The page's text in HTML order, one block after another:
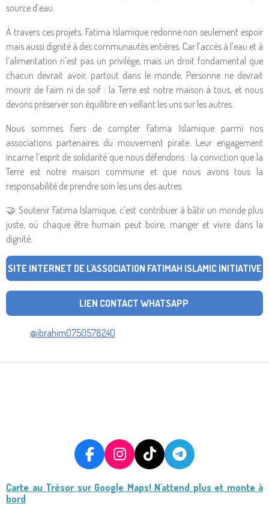
source d’eau.
À travers ces projets, Fatima Islamique redonne non seulement espoir
mais aussi dignité à des communautés entières. Car l’accès à l’eau et à
l’alimentation n’est pas un privilège, mais un droit fondamental que
chacun devrait avoir, partout dans le monde. Personne ne devrait
mourir de faim ni de soif : la Terre est notre maison à tous, et nous
devons préserver son équilibre en veillant les uns sur les autres.
Nous sommes fiers de compter Fatima Islamique parmi nos
associations partenaires du mouvement pirate. Leur engagement
incarne l’esprit de solidarité que nous défendons : la conviction que la
Terre est notre maison commune et que nous avons tous la
responsabilité de prendre soin les uns des autres.
🤝 Soutenir Fatima Islamique, c’est contribuer à bâtir un monde plus
juste, où chaque être humain peut boire, manger et vivre dans la
dignité.
SITE INTERNET DE L'ASSOCIATION FATIMAH ISLAMIC INITIATIVE
LIEN CONTACT WHATSAPP
@ibrahim0750578240
F
C
I
S
T
K
T
L
Carte au Trésor sur Google Maps! N'attend plus et monte à
bord